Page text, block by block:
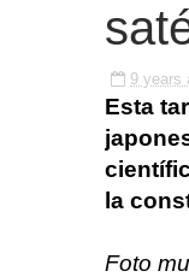
9 years
Esta
la
Foto